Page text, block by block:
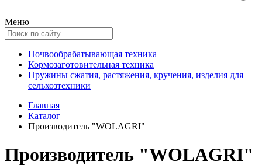
Меню
Почвообрабатывающая техника
Кормозаготовительная техника
Пружины сжатия, растяжения, кручения, изделия для
сельхозтехники
Главная
Каталог
Производитель "WOLAGRI"
Производитель "WOLAGRI"